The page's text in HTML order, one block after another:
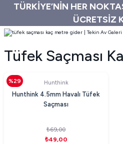
TÜRKİYE’NİN HER
ÜCRETSİZ
Tüfek Saçması
%29 Hunthink
Hunthink 4.5mm Havalı Tüfek
Saçması
₺69,00
₺49,00